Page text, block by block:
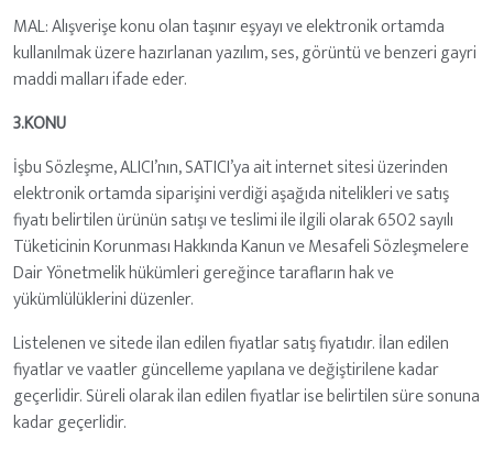
MAL: Alışverişe konu olan taşınır eşyayı ve elektronik ortamda
kullanılmak üzere hazırlanan yazılım, ses, görüntü ve benzeri gayri
maddi malları ifade eder.
3.KONU
İşbu Sözleşme, ALICI’nın, SATICI’ya ait internet sitesi üzerinden
elektronik ortamda siparişini verdiği aşağıda nitelikleri ve satış
fiyatı belirtilen ürünün satışı ve teslimi ile ilgili olarak 6502 sayılı
Tüketicinin Korunması Hakkında Kanun ve Mesafeli Sözleşmelere
Dair Yönetmelik hükümleri gereğince tarafların hak ve
yükümlülüklerini düzenler.
Listelenen ve sitede ilan edilen fiyatlar satış fiyatıdır. İlan edilen
fiyatlar ve vaatler güncelleme yapılana ve değiştirilene kadar
geçerlidir. Süreli olarak ilan edilen fiyatlar ise belirtilen süre sonuna
kadar geçerlidir.